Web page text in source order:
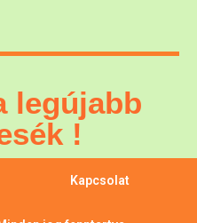
legújabb
!
Kapcsolat